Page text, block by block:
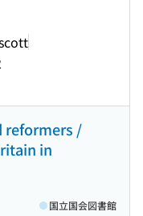
reformers /
in
国立国会図書館